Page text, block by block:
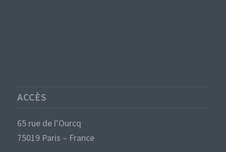
ACCÈS
65 rue de l’Ourcq
75019 Paris – France